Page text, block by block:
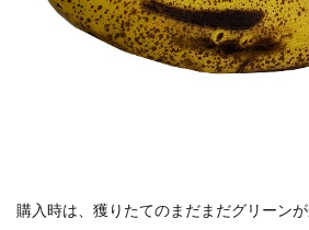
購入時は、獲りたてのまだまだグリーン